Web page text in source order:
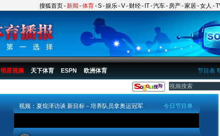
搜狐首页-新闻 -体育-S-娱乐-V- 财经- IT-汽车- 房产-家居-女人 -
节目表
明星视频 天下体育 ESPN 欧洲体育
今日节目单
视频：夏煊泽访谈 新目标－培养队员拿奥运冠军